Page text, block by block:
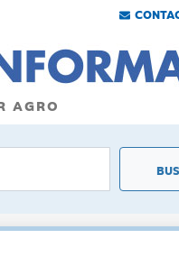
AGRO